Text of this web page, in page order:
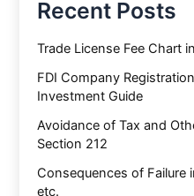
Recent Posts
Trade License Fee Chart
FDI Company
Investment Guide
Avoidance of Tax and
Section 212
Consequences of Failure
etc.